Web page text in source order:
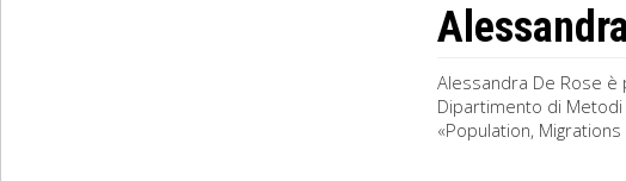
Alessandra De Rose è
Dipartimento di
«Population,